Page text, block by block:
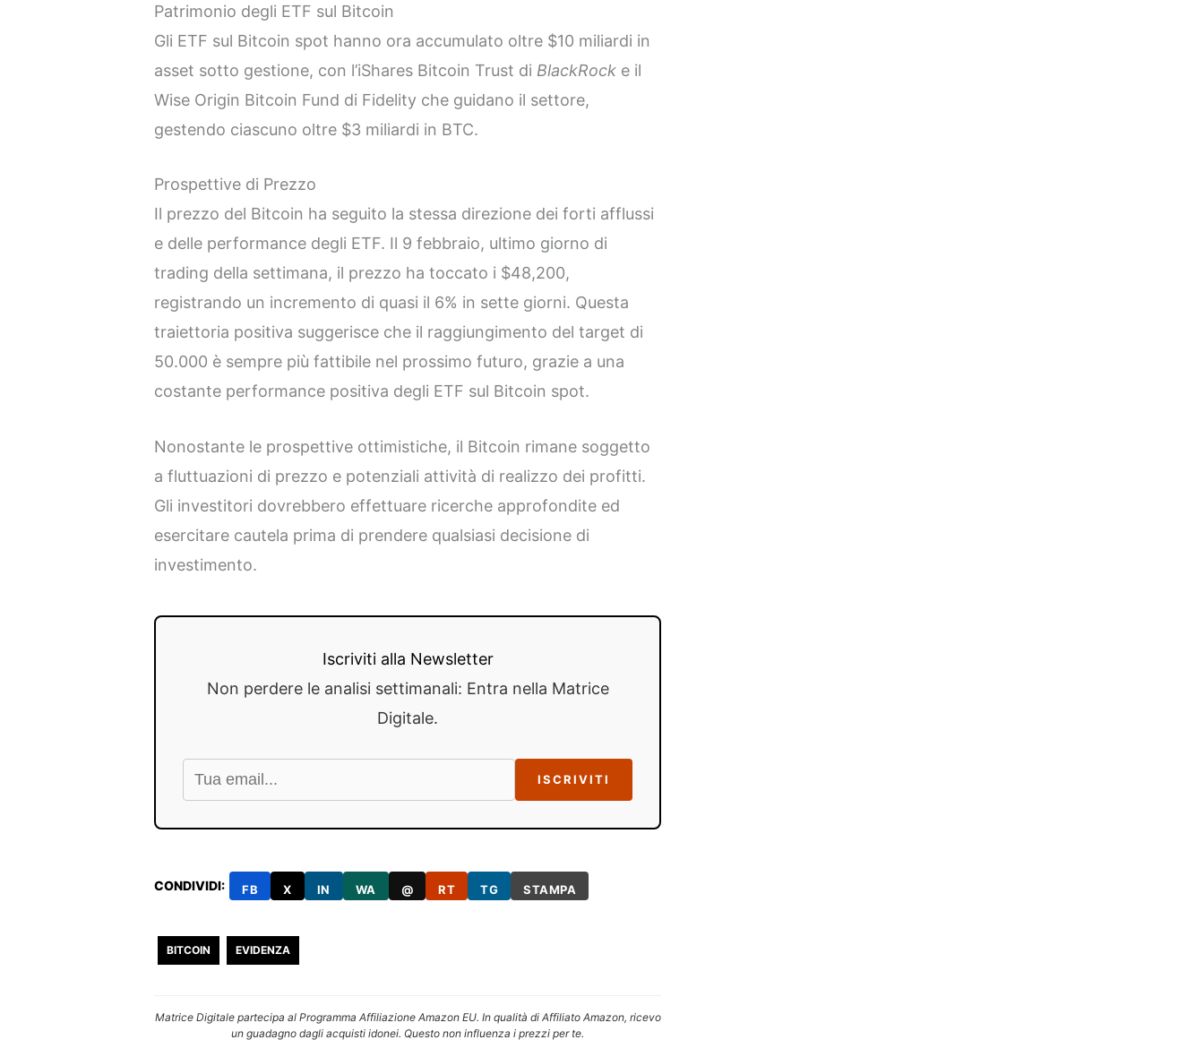
Patrimonio degli ETF sul Bitcoin
Gli ETF sul Bitcoin spot hanno ora accumulato oltre $10 miliardi in
asset sotto gestione, con l’iShares Bitcoin Trust di BlackRock e il
Wise Origin Bitcoin Fund di Fidelity che guidano il settore,
gestendo ciascuno oltre $3 miliardi in BTC.
Prospettive di Prezzo
Il prezzo del Bitcoin ha seguito la stessa direzione dei forti afflussi
e delle performance degli ETF. Il 9 febbraio, ultimo giorno di
trading della settimana, il prezzo ha toccato i $48,200,
registrando un incremento di quasi il 6% in sette giorni. Questa
traiettoria positiva suggerisce che il raggiungimento del target di
50.000 è sempre più fattibile nel prossimo futuro, grazie a una
costante performance positiva degli ETF sul Bitcoin spot.
Nonostante le prospettive ottimistiche, il Bitcoin rimane soggetto
a fluttuazioni di prezzo e potenziali attività di realizzo dei profitti.
Gli investitori dovrebbero effettuare ricerche approfondite ed
esercitare cautela prima di prendere qualsiasi decisione di
investimento.
Iscriviti alla Newsletter
Non perdere le analisi settimanali: Entra nella Matrice
Digitale.
ISCRIVITI
CONDIVIDI: FB X IN WA @ RT TG STAMPA
BITCOIN EVIDENZA
Matrice Digitale partecipa al Programma Affiliazione Amazon EU. In qualità di Affiliato Amazon, ricevo
un guadagno dagli acquisti idonei. Questo non influenza i prezzi per te.